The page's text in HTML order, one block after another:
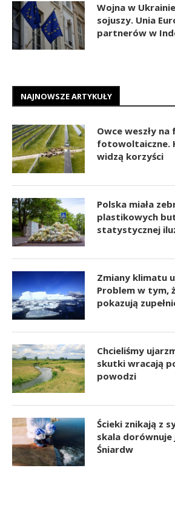
Wojna w
sojuszy. Unia
partnerów w
NAJNOWSZE ARTYKUŁY
Owce weszły na
fotowoltaiczne.
widzą korzyści
Polska miała
plastikowych
statystycznej
Zmiany klimatu
Problem w tym,
pokazują
Chcieliśmy
skutki wracają
powodzi
Ścieki znikają z
skala
Śniardw